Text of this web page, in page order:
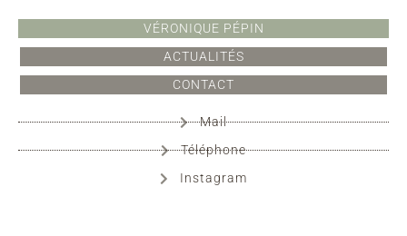
Mail
Téléphone
Instagram
VÉRONIQUE PÉPIN
ACTUALITÉS
CONTACT